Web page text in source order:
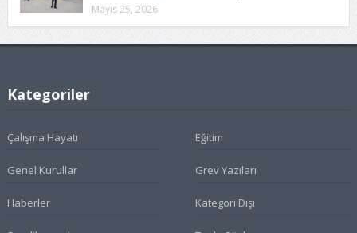
Mayıs 25, 2026
Kategoriler
Çalışma Hayatı Eğitim
Genel Kurullar Grev Yazıları
Haberler Kategori Dışı